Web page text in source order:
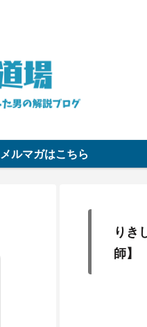
メルマガはこちら
りき
師】